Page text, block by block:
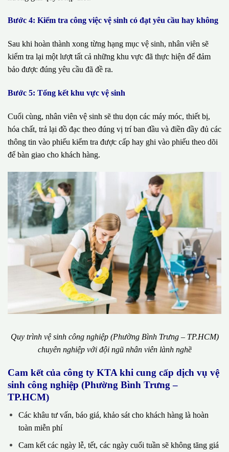
Bước 4: Kiểm tra công việc vệ sinh có đạt yêu cầu hay không
Sau khi hoàn thành xong từng hạng mục vệ sinh, nhân viên sẽ
kiểm tra lại một lượt tất cả những khu vực đã thực hiện để đảm
bảo được đúng yêu cầu đã đề ra.
Bước 5: Tổng kết khu vực vệ sinh
Cuối cùng, nhân viên vệ sinh sẽ thu dọn các máy móc, thiết bị,
hóa chất, trả lại đồ đạc theo đúng vị trí ban đầu và điền đầy đủ các
thông tin vào phiếu kiểm tra được cấp hay ghi vào phiếu theo dõi
để bàn giao cho khách hàng.
Quy trình vệ sinh công nghiệp (Phường Bình Trưng – TP.HCM)
chuyên nghiệp với đội ngũ nhân viên lành nghề
Cam kết của công ty KTA khi cung cấp dịch vụ vệ
sinh công nghiệp (Phường Bình Trưng –
TP.HCM)
Các khâu tư vấn, báo giá, khảo sát cho khách hàng là hoàn
toàn miễn phí
Cam kết các ngày lễ, tết, các ngày cuối tuần sẽ không tăng giá